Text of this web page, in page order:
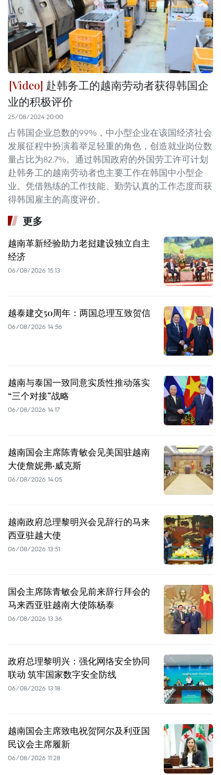
赴韩务工的越南劳动者获得韩国企
业的积极评价
25/08/2024 20:00
占韩国企业总数的99%，中小型企业在该国经济社会
发展征程中扮演着举足轻重的角色，创造就业岗位数
量占比为82.7%。通过韩国政府的外国劳工许可计划
赴韩务工的越南劳动者也主要工作在韩国中小型企
业。凭借熟练的工作技能、勤劳认真的工作态度而获
得韩国雇主的高度评价。
更多
越南革新经验助力老挝建设独立自主
经济
06/08/2026 15:13
越泰建交50周年：两国总理互致贺信
06/08/2026 14:56
越南与泰国一致同意实质性推动落实
“三个对接”战略
06/08/2026 14:17
越南国会主席陈青敏会见美国驻越南
大使詹妮弗·威克斯
06/08/2026 14:05
越南政府总理黎明兴会见辞行的马来
西亚驻越大使
06/08/2026 13:51
国会主席陈青敏会见前来辞行拜会的
马来西亚驻越南大使陈杨泰
06/08/2026 13:36
政府总理黎明兴：强化网络安全协同
联动 筑牢国家数字安全防线
06/08/2026 13:18
越南国会主席致电祝贺阿尔及利亚国
民议会主席履新
06/08/2026 11:28